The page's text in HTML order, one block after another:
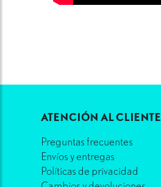
ATENCIÓN AL CLIENTE
Preguntas frecuentes
Envíos y entregas
Políticas de privacidad